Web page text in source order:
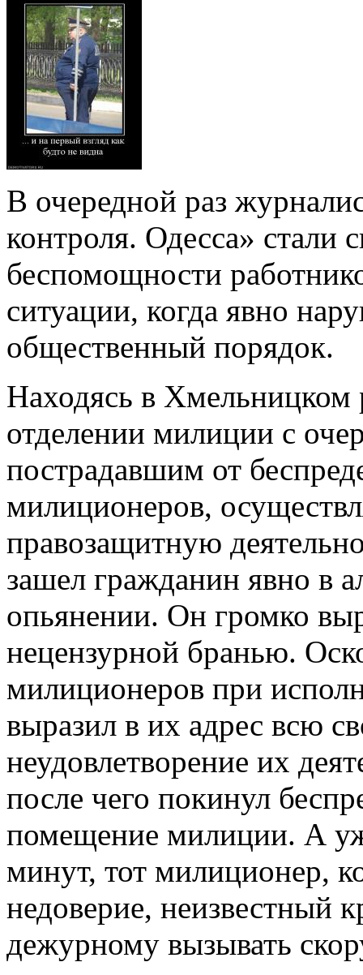
В очередной раз
контроля. Одесса» стали
беспомощности
ситуации, когда явно
общественный порядок.
Находясь в Хмельницком
отделении милиции с
пострадавшим от
милиционеров,
правозащитную
зашел гражданин явно в
опьянении. Он громко
нецензурной бранью.
милиционеров при
выразил в их адрес всю
неудовлетворение их
после чего покинул
помещение милиции. А
минут, тот милиционер,
недоверие, неизвестный
дежурному вызывать